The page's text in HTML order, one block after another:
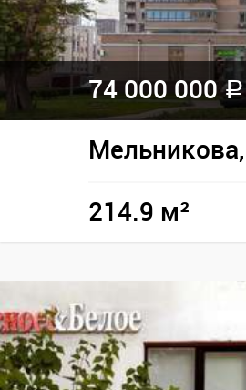
74 000 000a
214.9 м²